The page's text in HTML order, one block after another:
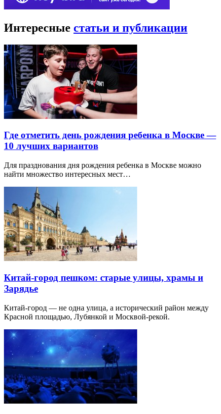
Интересные статьи и публикации
Где отметить день рождения ребенка в Москве —
10 лучших вариантов
Для празднования дня рождения ребенка в Москве можно
найти множество интересных мест…
Китай-город пешком: старые улицы, храмы и
Зарядье
Китай-город — не одна улица, а исторический район между
Красной площадью, Лубянкой и Москвой-рекой.